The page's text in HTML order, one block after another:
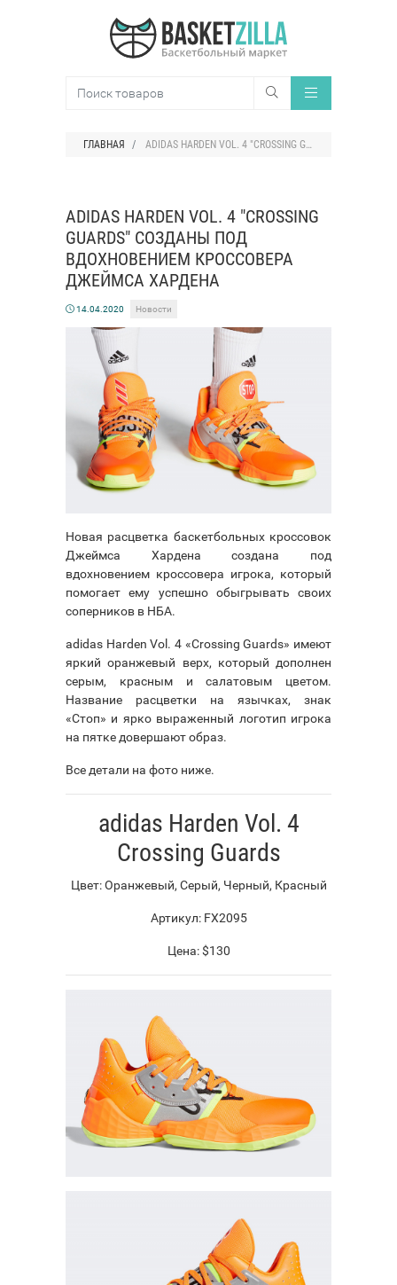
ГЛАВНАЯ ADIDAS HARDEN VOL. 4 "CROSSING GUARDS" СОЗДАНЫ ПОД ВДОХНОВЕНИЕМ КРОССОВЕРА ДЖЕЙМСА ХАРДЕНА
ADIDAS HARDEN VOL. 4 "CROSSING
GUARDS" СОЗДАНЫ ПОД
ВДОХНОВЕНИЕМ КРОССОВЕРА
ДЖЕЙМСА ХАРДЕНА
14.04.2020 Новости
Новая расцветка баскетбольных кроссовок
Джеймса Хардена создана под
вдохновением кроссовера игрока, который
помогает ему успешно обыгрывать своих
соперников в НБА.
adidas Harden Vol. 4 «Crossing Guards» имеют
яркий оранжевый верх, который дополнен
серым, красным и салатовым цветом.
Название расцветки на язычках, знак
«Стоп» и ярко выраженный логотип игрока
на пятке довершают образ.
Все детали на фото ниже.
adidas Harden Vol. 4
Crossing Guards
Цвет: Оранжевый, Серый, Черный, Красный
Артикул: FX2095
Цена: $130